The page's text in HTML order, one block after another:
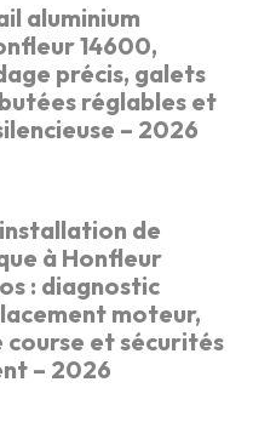
aluminium
14600,
précis, galets
réglables et
– 2026
de
à Honfleur
: diagnostic
moteur,
course et sécurités
– 2026